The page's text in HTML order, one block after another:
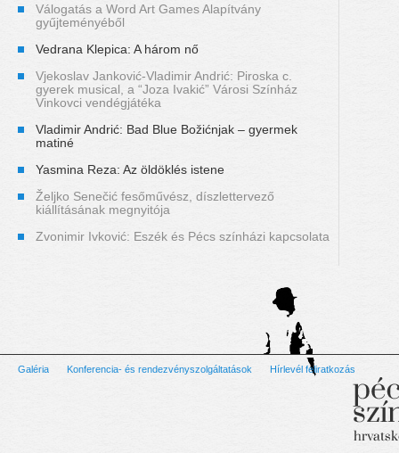
Válogatás a Word Art Games Alapítvány
gyűjteményéből
Vedrana Klepica: A három nő
Vjekoslav Janković-Vladimir Andrić: Piroska c.
gyerek musical, a “Joza Ivakić” Városi Színház
Vinkovci vendégjátéka
Vladimir Andrić: Bad Blue Božićnjak – gyermek
matiné
Yasmina Reza: Az öldöklés istene
Željko Senečić fesőművész, díszlettervező
kiállításának megnyitója
Zvonimir Ivković: Eszék és Pécs színházi kapcsolata
Galéria Konferencia- és rendezvényszolgáltatások Hírlevél feliratkozás